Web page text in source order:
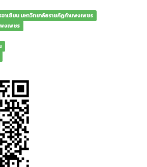
าเซียน มหาวิทยาลัยราชภัฏกำแพงเพชร
งเพชร